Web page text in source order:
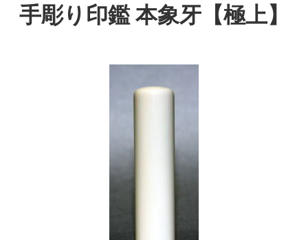
ご利用案内
手彫り印鑑 本象牙【極上】